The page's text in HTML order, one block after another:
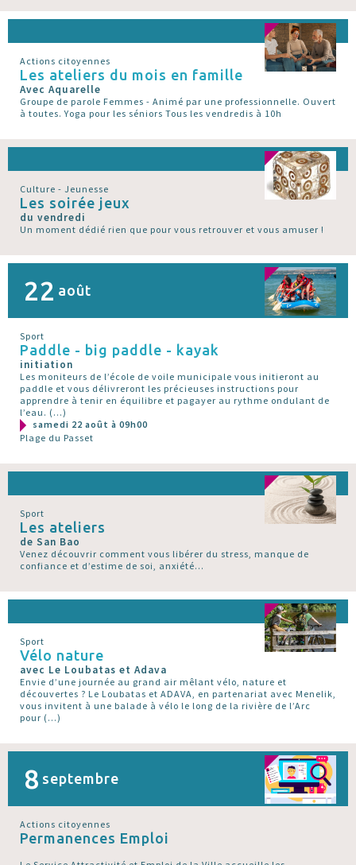
Actions citoyennes
Les ateliers du mois en famille
Avec Aquarelle
Groupe de parole Femmes - Animé par une professionnelle. Ouvert
à toutes. Yoga pour les séniors Tous les vendredis à 10h
Culture - Jeunesse
Les soirée jeux
du vendredi
Un moment dédié rien que pour vous retrouver et vous amuser !
22 août
Sport
Paddle - big paddle - kayak
initiation
Les moniteurs de l’école de voile municipale vous initieront au
paddle et vous délivreront les précieuses instructions pour
apprendre à tenir en équilibre et pagayer au rythme ondulant de
l’eau. (…)
samedi 22 août à 09h00
Plage du Passet
Sport
Les ateliers
de San Bao
Venez découvrir comment vous libérer du stress, manque de
confiance et d’estime de soi, anxiété...
Sport
Vélo nature
avec Le Loubatas et Adava
Envie d’une journée au grand air mêlant vélo, nature et
découvertes ? Le Loubatas et ADAVA, en partenariat avec Menelik,
vous invitent à une balade à vélo le long de la rivière de l’Arc
pour (…)
8 septembre
Actions citoyennes
Permanences Emploi